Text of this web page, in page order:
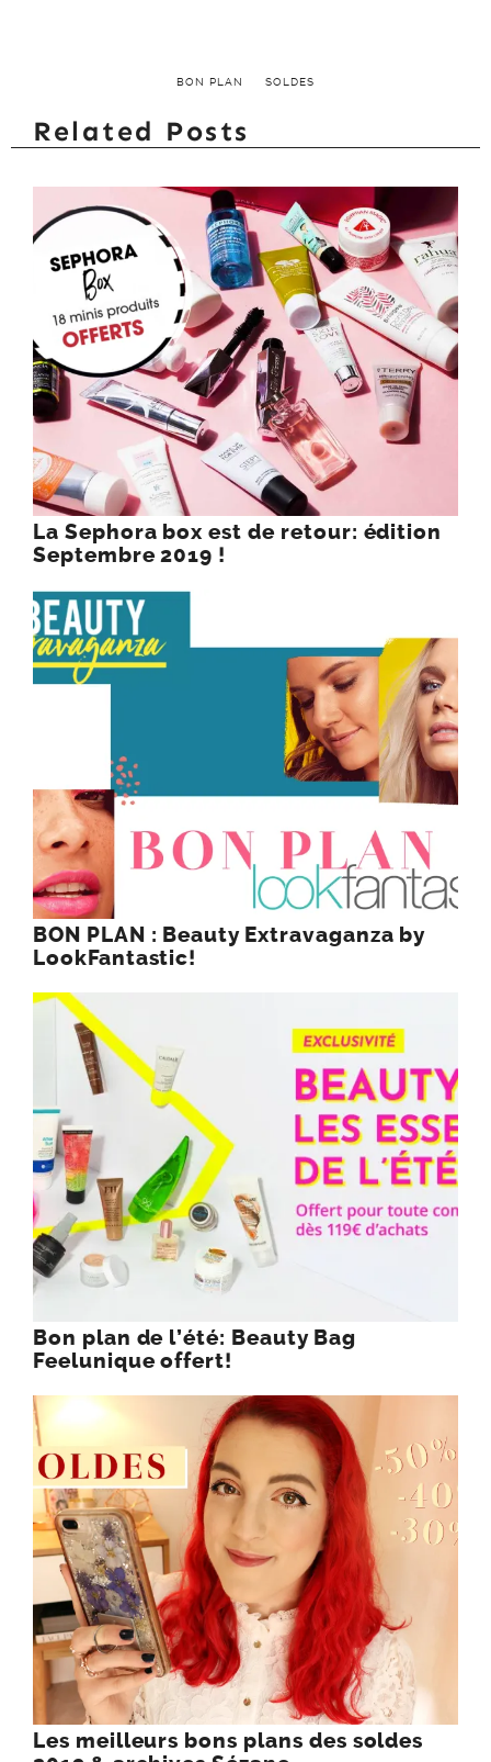
BON PLAN SOLDES
Related Posts
La Sephora box est de retour: édition
Septembre 2019 !
BON PLAN : Beauty Extravaganza by
LookFantastic!
Bon plan de l’été: Beauty Bag
Feelunique offert!
Les meilleurs bons plans des soldes